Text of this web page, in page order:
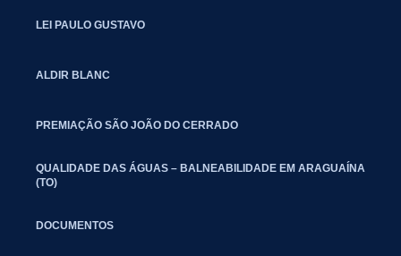
LEI PAULO GUSTAVO
ALDIR BLANC
PREMIAÇÃO SÃO JOÃO DO CERRADO
QUALIDADE DAS ÁGUAS – BALNEABILIDADE EM ARAGUAÍNA
(TO)
DOCUMENTOS